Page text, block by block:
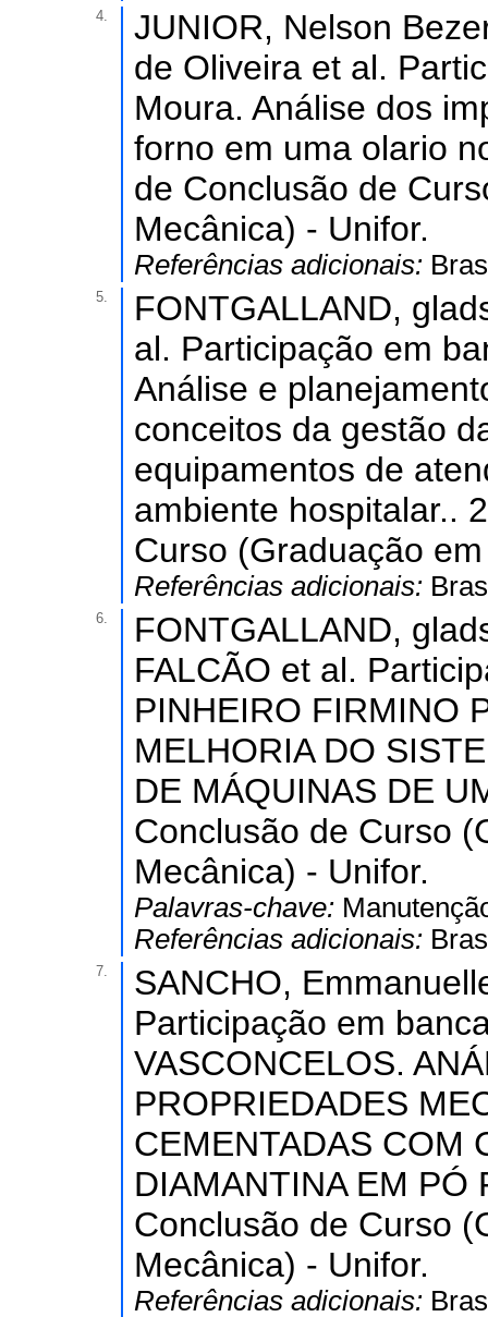
4.
JUNIOR, Nelson
de Oliveira et al.
Moura. Análise dos
forno em uma olario
de Conclusão de
Mecânica) - Unifor.
Referências adicionais:
5.
FONTGALLAND,
al. Participação em
Análise e
conceitos da gestão
equipamentos de
ambiente hospitalar..
Curso (Graduação
Referências adicionais:
6.
FONTGALLAND,
FALCÃO et al.
PINHEIRO FIRMINO
MELHORIA DO
DE MÁQUINAS DE
Conclusão de Curso
Mecânica) - Unifor.
Palavras-chave:
Referências adicionais:
7.
SANCHO,
Participação em
VASCONCELOS.
PROPRIEDADES
CEMENTADAS COM
DIAMANTINA EM PÓ
Conclusão de Curso
Mecânica) - Unifor.
Referências adicionais: